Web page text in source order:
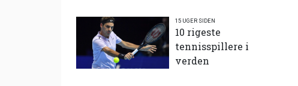
15 UGER SIDEN
10 rigeste
tennisspillere i
verden